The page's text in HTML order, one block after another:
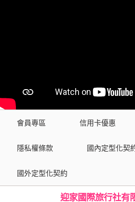
會員專區 信用卡優惠
隱私權條款 國內定型化契
國外定型化契約
迎家國際旅行社有